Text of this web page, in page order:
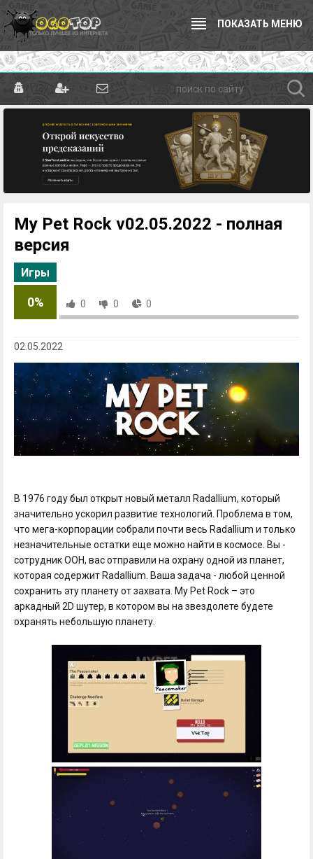
ПОКАЗАТЬ МЕНЮ
My Pet Rock v02.05.2022 - полная
версия
Игры
0% 0 0 0
02.05.2022
В 1976 году был открыт новый металл Radallium, который
значительно ускорил развитие технологий. Проблема в том,
что мега-корпорации собрали почти весь Radallium и только
незначительные остатки еще можно найти в космосе. Вы -
сотрудник ООН, вас отправили на охрану одной из планет,
которая содержит Radallium. Ваша задача - любой ценной
сохранить эту планету от захвата. My Pet Rock – это
аркадный 2D шутер, в котором вы на звездолете будете
охранять небольшую планету.